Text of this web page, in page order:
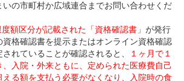
いの市町村か広域連合までお問い合わせくだ
度額区分が記載された「資格確認書」 が発行
資格確認書を提示またはオンライン資格確認
れていることが確認されると、
１ヶ月で１
、入院・外来ともに、定められた医療費自己
える額を支払う必要がなくなり、入院時の食